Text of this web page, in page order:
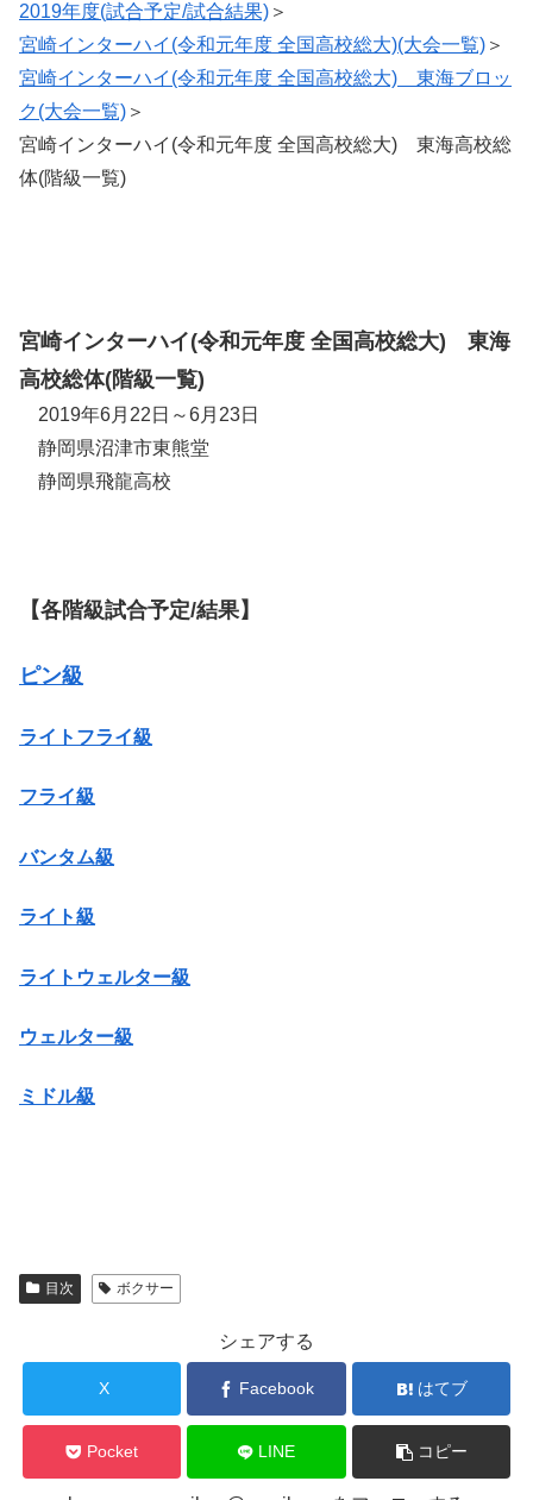
2019年度(試合予定/試合結果) ＞
宮崎インターハイ(令和元年度 全国高校総大)(大会一覧) ＞
宮崎インターハイ(令和元年度 全国高校総大) 東海ブロッ
ク(大会一覧) ＞
宮崎インターハイ(令和元年度 全国高校総大) 東海高校総
体(階級一覧)
宮崎インターハイ(令和元年度 全国高校総大) 東海
高校総体(階級一覧)
2019年6月22日～6月23日
静岡県沼津市東熊堂
静岡県飛龍高校
【各階級試合予定/結果】
ピン級
ライトフライ級
フライ級
バンタム級
ライト級
ライトウェルター級
ウェルター級
ミドル級
目次 ボクサー
シェアする
X Facebook はてブ
Pocket LINE コピー